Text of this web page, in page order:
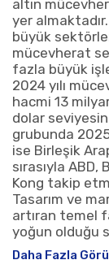
altın
yer
büyük
mücevherat
fazla büyük
2024 yılı
hacmi 13
dolar
grubunda
ise Birleşik
sırasıyla ABD,
Kong takip
Tasarım ve
artıran temel
yoğun olduğu
güçlü bir
ayrışmasını
Daha Fazla